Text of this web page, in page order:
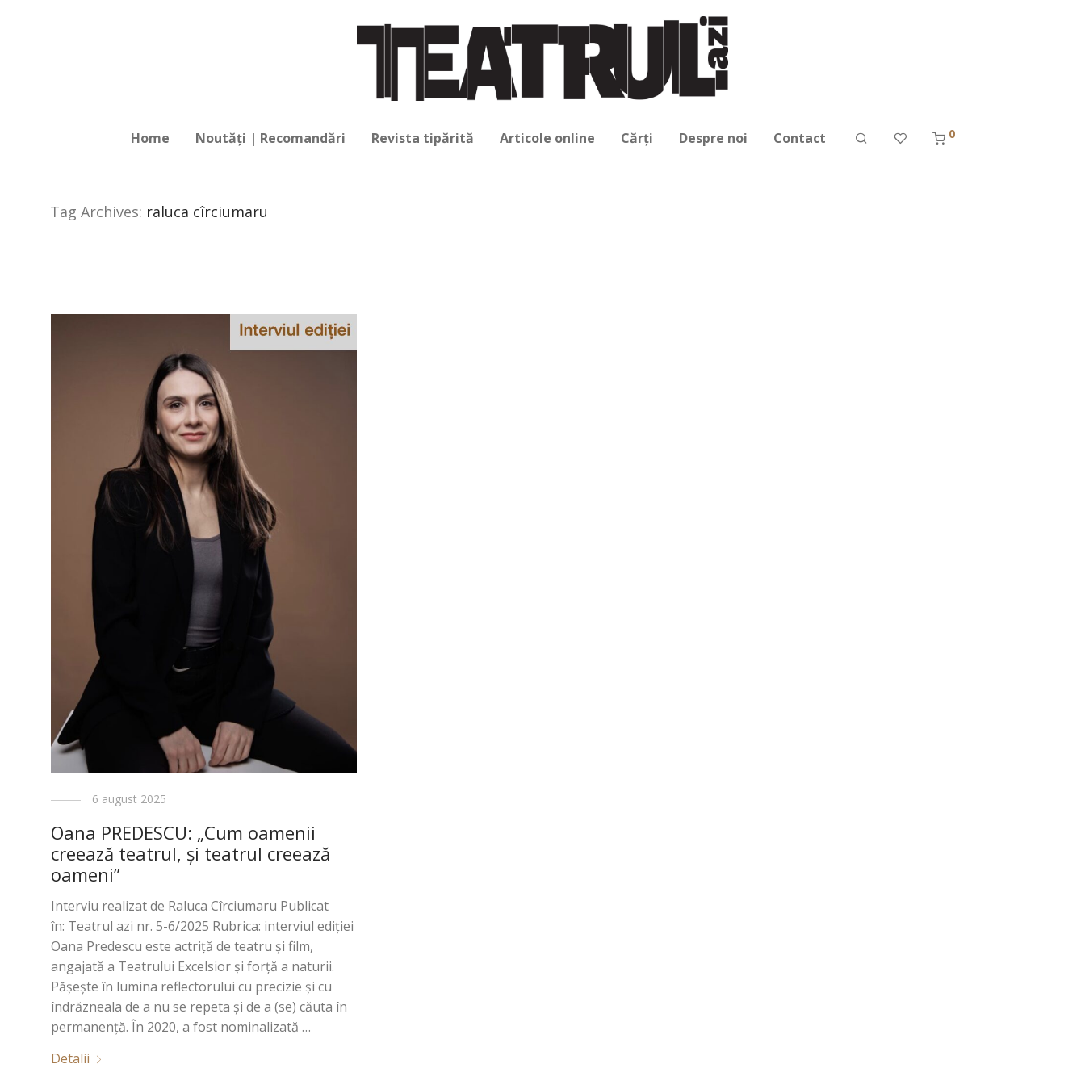
Home Noutăți | Recomandări Revista tipărită Articole online Cărți Despre noi Contact 0
Tag Archives: raluca cîrciumaru
6 august 2025
Oana PREDESCU: „Cum oamenii
creează teatrul, și teatrul creează
oameni”
Interviu realizat de Raluca Cîrciumaru Publicat
în: Teatrul azi nr. 5-6/2025 Rubrica: interviul ediţiei
Oana Predescu este actriță de teatru și film,
angajată a Teatrului Excelsior și forță a naturii.
Pășește în lumina reflectorului cu precizie și cu
îndrăzneala de a nu se repeta și de a (se) căuta în
permanență. În 2020, a fost nominalizată …
Detalii